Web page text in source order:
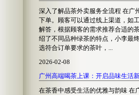
深入了解品茶外卖服务全流程 在广
下单。顾客可以通过线上渠道，如
解答，根据顾客的需求推荐合适的
绍了不同品种绿茶的特点，小李最
选符合订单要求的茶叶，...
2026-02-08
广州高端喝茶上课：开启品味生活
在茶香中感受生活的优雅与韵味 在